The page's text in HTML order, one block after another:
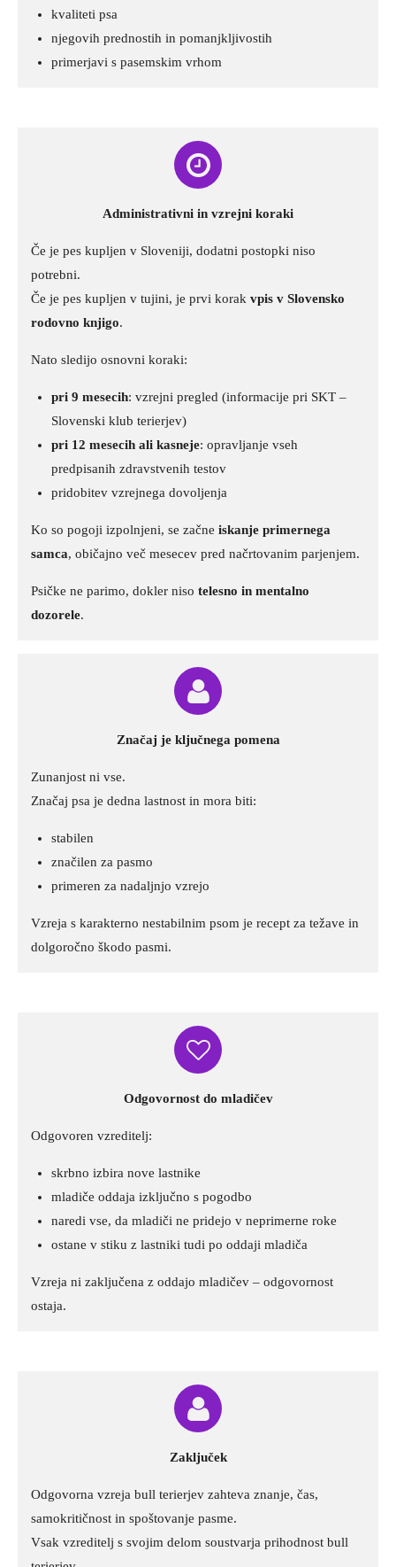
kvaliteti psa
njegovih prednostih in pomanjkljivostih
primerjavi s pasemskim vrhom
Administrativni in vzrejni koraki
Če je pes kupljen v Sloveniji, dodatni postopki niso
potrebni.
Če je pes kupljen v tujini, je prvi korak vpis v Slovensko
rodovno knjigo.
Nato sledijo osnovni koraki:
pri 9 mesecih: vzrejni pregled (informacije pri SKT –
Slovenski klub terierjev)
pri 12 mesecih ali kasneje: opravljanje vseh
predpisanih zdravstvenih testov
pridobitev vzrejnega dovoljenja
Ko so pogoji izpolnjeni, se začne iskanje primernega
samca, običajno več mesecev pred načrtovanim parjenjem.
Psičke ne parimo, dokler niso telesno in mentalno
dozorele.
Značaj je ključnega pomena
Zunanjost ni vse.
Značaj psa je dedna lastnost in mora biti:
stabilen
značilen za pasmo
primeren za nadaljnjo vzrejo
Vzreja s karakterno nestabilnim psom je recept za težave in
dolgoročno škodo pasmi.
Odgovornost do mladičev
Odgovoren vzreditelj:
skrbno izbira nove lastnike
mladiče oddaja izključno s pogodbo
naredi vse, da mladiči ne pridejo v neprimerne roke
ostane v stiku z lastniki tudi po oddaji mladiča
Vzreja ni zaključena z oddajo mladičev – odgovornost
ostaja.
Zaključek
Odgovorna vzreja bull terierjev zahteva znanje, čas,
samokritičnost in spoštovanje pasme.
Vsak vzreditelj s svojim delom soustvarja prihodnost bull